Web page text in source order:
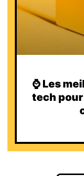
⌚️ Les
tech